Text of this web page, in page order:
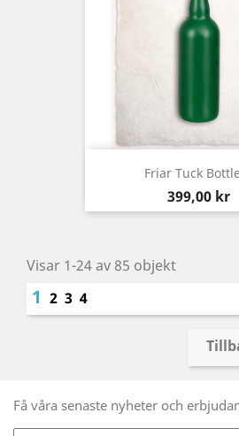
Friar Tuck
Pris
399,00 kr
Visar 1-24 av 85 objekt
1 2 3 4
Få våra senaste nyheter och